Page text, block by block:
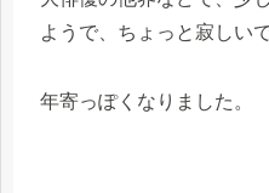
ようで、ちょっと寂しいで
年寄っぽくなりました。